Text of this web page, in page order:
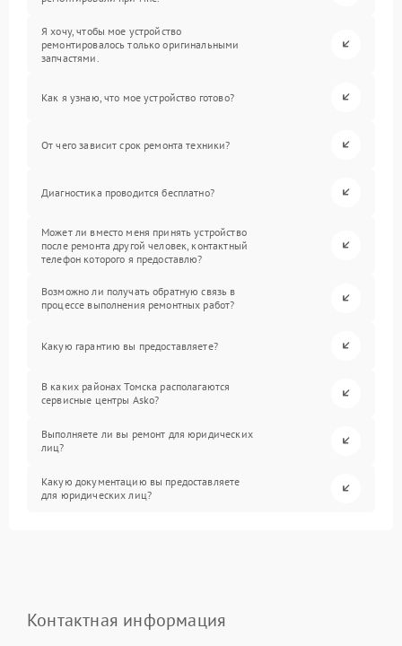
Я хочу, чтобы мое устройство
ремонтировалось только оригинальными
запчастями.
Как я узнаю, что мое устройство готово?
От чего зависит срок ремонта техники?
Диагностика проводится бесплатно?
Может ли вместо меня принять устройство
после ремонта другой человек, контактный
телефон которого я предоставлю?
Возможно ли получать обратную связь в
процессе выполнения ремонтных работ?
Какую гарантию вы предоставляете?
В каких районах Томска располагаются
сервисные центры Asko?
Выполняете ли вы ремонт для юридических
лиц?
Какую документацию вы предоставляете
для юридических лиц?
Контактная информация